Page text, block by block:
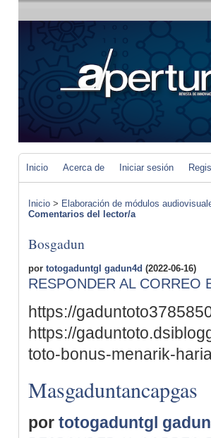
Inicio Acerca de Iniciar sesión
Inicio > Elaboración de módulos
Comentarios del lector/a
Bosgadun
por totogaduntgl gadun4d (2022-06-16)
RESPONDER AL CORREO
https://
https://
toto-bonus-menarik-
Masgaduntancapgas
por totogaduntgl